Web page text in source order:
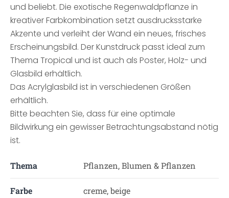
und beliebt. Die exotische Regenwaldpflanze in
kreativer Farbkombination setzt ausdrucksstarke
Akzente und verleiht der Wand ein neues, frisches
Erscheinungsbild. Der Kunstdruck passt ideal zum
Thema Tropical und ist auch als Poster, Holz- und
Glasbild erhältlich.
Das Acrylglasbild ist in verschiedenen Größen
erhältlich.
Bitte beachten Sie, dass für eine optimale
Bildwirkung ein gewisser Betrachtungsabstand nötig
ist.
Thema Pflanzen, Blumen & Pflanzen
Farbe creme, beige